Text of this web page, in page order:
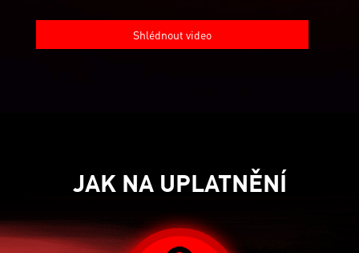
Shlédnout video
JAK NA UPLATNĚNÍ